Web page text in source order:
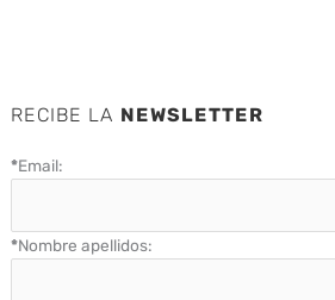
RECIBE LA NEWSLETTER
*Email:
*Nombre apellidos: